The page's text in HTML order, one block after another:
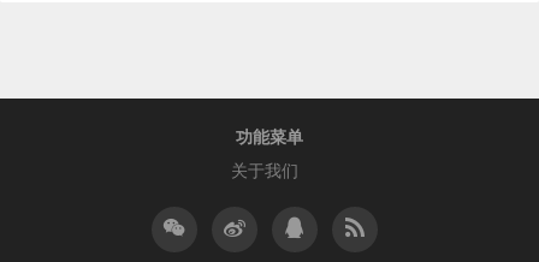
功能菜单
关于我们